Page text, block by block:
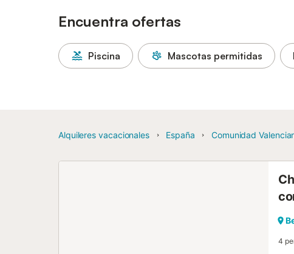
Encuentra ofertas
Piscina Mascotas permitidas
Alquileres vacacionales España Comunidad
4